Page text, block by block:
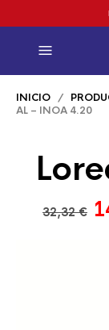
INICIO /
AL – INOA 4.20
32,32€ El